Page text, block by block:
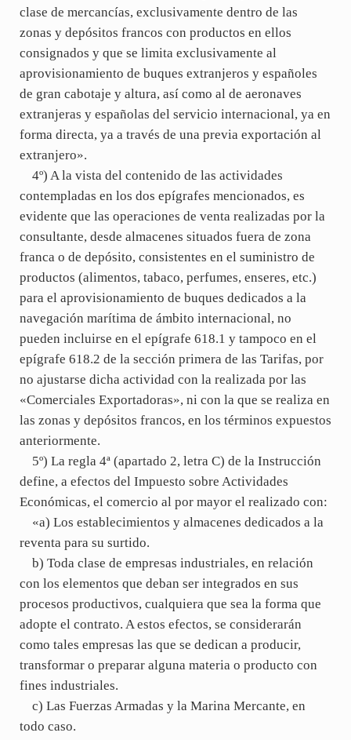
clase de mercancías, exclusivamente dentro de las
zonas y depósitos francos con productos en ellos
consignados y que se limita exclusivamente al
aprovisionamiento de buques extranjeros y españoles
de gran cabotaje y altura, así como al de aeronaves
extranjeras y españolas del servicio internacional, ya en
forma directa, ya a través de una previa exportación al
extranjero».
4º) A la vista del contenido de las actividades
contempladas en los dos epígrafes mencionados, es
evidente que las operaciones de venta realizadas por la
consultante, desde almacenes situados fuera de zona
franca o de depósito, consistentes en el suministro de
productos (alimentos, tabaco, perfumes, enseres, etc.)
para el aprovisionamiento de buques dedicados a la
navegación marítima de ámbito internacional, no
pueden incluirse en el epígrafe 618.1 y tampoco en el
epígrafe 618.2 de la sección primera de las Tarifas, por
no ajustarse dicha actividad con la realizada por las
«Comerciales Exportadoras», ni con la que se realiza en
las zonas y depósitos francos, en los términos expuestos
anteriormente.
5º) La regla 4ª (apartado 2, letra C) de la Instrucción
define, a efectos del Impuesto sobre Actividades
Económicas, el comercio al por mayor el realizado con:
«a) Los establecimientos y almacenes dedicados a la
reventa para su surtido.
b) Toda clase de empresas industriales, en relación
con los elementos que deban ser integrados en sus
procesos productivos, cualquiera que sea la forma que
adopte el contrato. A estos efectos, se considerarán
como tales empresas las que se dedican a producir,
transformar o preparar alguna materia o producto con
fines industriales.
c) Las Fuerzas Armadas y la Marina Mercante, en
todo caso.